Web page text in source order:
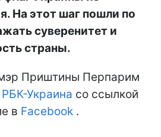
На этот шаг пошли по
суверенитет и
страны.
Приштины Перпарим
РБК-Украина со ссылкой
в Facebook .